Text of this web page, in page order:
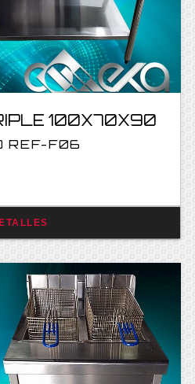
100X70X90
REF-F06